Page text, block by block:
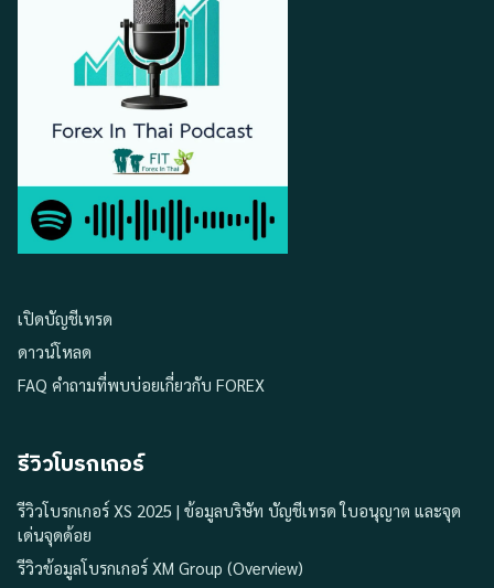
เปิดบัญชีเทรด
ดาวน์โหลด
FAQ คำถามที่พบบ่อยเกี่ยวกับ FOREX
รีวิวโบรกเกอร์
รีวิวโบรกเกอร์ XS 2025 | ข้อมูลบริษัท บัญชีเทรด ใบอนุญาต และจุด
เด่นจุดด้อย
รีวิวข้อมูลโบรกเกอร์ XM Group (Overview)